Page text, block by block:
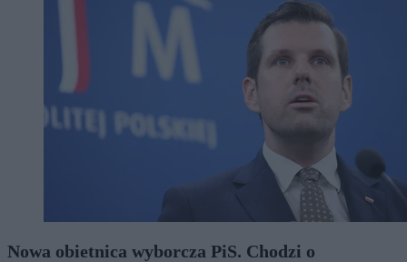
Nowa obietnica wyborcza PiS. Chodzi o